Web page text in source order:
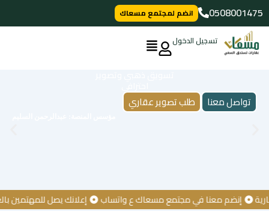
تخطي
إلى
المحتوى
0508001475
انضم لمجتمع مسعاك
تسجيل الدخول
تواصل معنا طلب تصوير عقاري
إنضم معنا في مجتمع مسعاك ع واتساب إعلانك يصل للمهتمين بالعقار